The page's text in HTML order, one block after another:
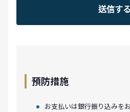
預防措施
お支払いは銀行振り込みを